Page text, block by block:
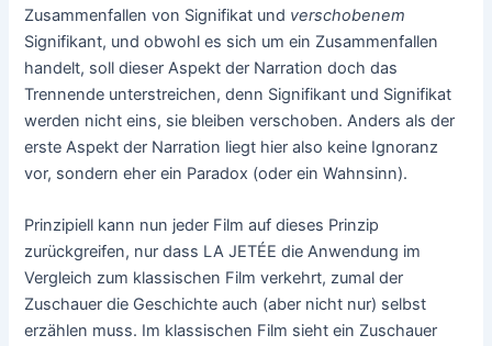
Zusammenfallen von Signifikat und verschobenem
Signifikant, und obwohl es sich um ein Zusammenfallen
handelt, soll dieser Aspekt der Narration doch das
Trennende unterstreichen, denn Signifikant und Signifikat
werden nicht eins, sie bleiben verschoben. Anders als der
erste Aspekt der Narration liegt hier also keine Ignoranz
vor, sondern eher ein Paradox (oder ein Wahnsinn).
Prinzipiell kann nun jeder Film auf dieses Prinzip
zurückgreifen, nur dass LA JETÉE die Anwendung im
Vergleich zum klassischen Film verkehrt, zumal der
Zuschauer die Geschichte auch (aber nicht nur) selbst
erzählen muss. Im klassischen Film sieht ein Zuschauer